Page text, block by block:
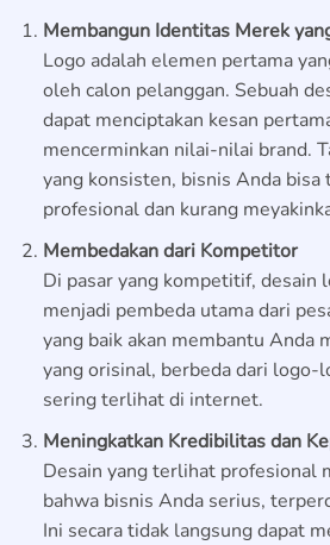
Membangun Identitas Merek
Logo adalah elemen pertama
oleh calon pelanggan. Sebuah
dapat menciptakan kesan
mencerminkan nilai-nilai brand.
yang konsisten, bisnis Anda
profesional dan kurang
Membedakan dari Kompetitor
Di pasar yang kompetitif, desain
menjadi pembeda utama dari
yang baik akan membantu Anda
yang orisinal, berbeda dari logo-
sering terlihat di internet.
Meningkatkan Kredibilitas dan
Desain yang terlihat profesional
bahwa bisnis Anda serius,
Ini secara tidak langsung dapat